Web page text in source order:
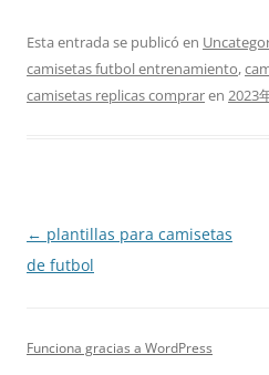
Esta entrada se publicó en
camisetas futbol entrenamiento,
camisetas replicas compraren 2023
Navegación
de
← plantillas para camisetas
de futbol
Funciona gracias a WordPress